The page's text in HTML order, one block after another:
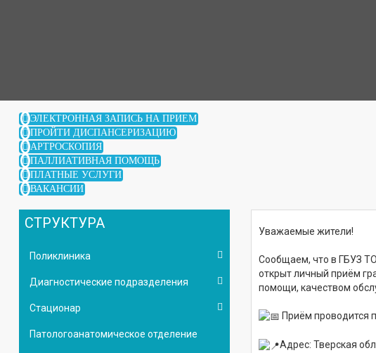
ЭЛЕКТРОННАЯ ЗАПИСЬ НА ПРИЕМ
ПРОЙТИ ДИСПАНСЕРИЗАЦИЮ
АРТРОСКОПИЯ
ПАЛЛИАТИВНАЯ ПОМОЩЬ
ПЛАТНЫЕ УСЛУГИ
ВАКАНСИИ
СТРУКТУРА
Поликлиника
Диагностические подразделения
Стационар
Патологоанатомическое отделение
Уважаемые жители!
Сообщаем, что в ГБУЗ
открыт личный приём
помощи, качеством
Приём проводится
Адрес: Тверская